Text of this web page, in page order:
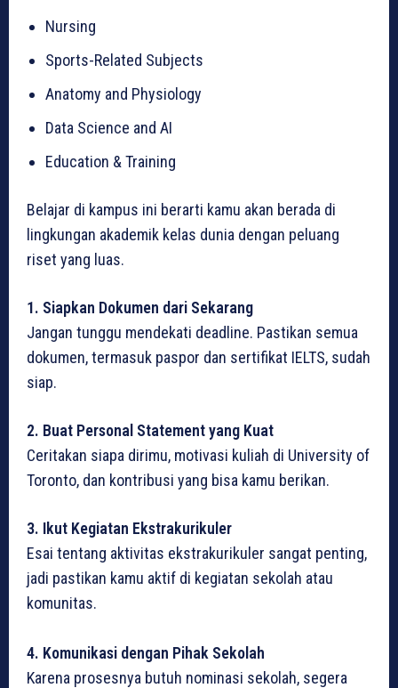
Nursing
Sports-Related Subjects
Anatomy and Physiology
Data Science and AI
Education & Training
Belajar di kampus ini berarti kamu akan berada di
lingkungan akademik kelas dunia dengan peluang
riset yang luas.
1. Siapkan Dokumen dari Sekarang
Jangan tunggu mendekati deadline. Pastikan semua
dokumen, termasuk paspor dan sertifikat IELTS, sudah
siap.
2. Buat Personal Statement yang Kuat
Ceritakan siapa dirimu, motivasi kuliah di University of
Toronto, dan kontribusi yang bisa kamu berikan.
3. Ikut Kegiatan Ekstrakurikuler
Esai tentang aktivitas ekstrakurikuler sangat penting,
jadi pastikan kamu aktif di kegiatan sekolah atau
komunitas.
4. Komunikasi dengan Pihak Sekolah
Karena prosesnya butuh nominasi sekolah, segera